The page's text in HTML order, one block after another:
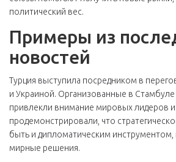
политический вес.
Примеры из
новостей
Турция выступила посредником в
и Украиной. Организованные в
привлекли внимание мировых лидеров и
продемонстрировали, что
быть и дипломатическим
мирные решения.